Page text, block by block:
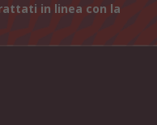
in linea con la